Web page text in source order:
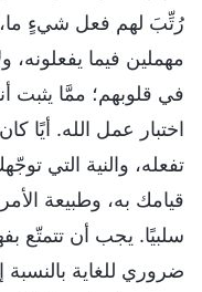
رُتِّبَ لهم فعل شيءٍ
مهملين فيما يفعلونه،
في قلوبهم؛ ممَّا يثبت
اختبار عمل الله. أيًا
تفعله، والنية التي
قيامك به، وطبيعة
سلبيًا. يجب أن تتمتّع
ضروري للغاية